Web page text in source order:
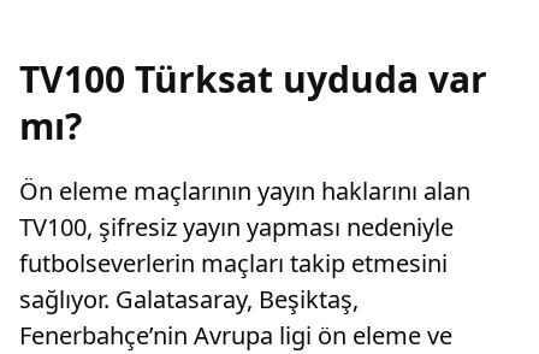
TV100 Türksat uyduda var
mı?
Ön eleme maçlarının yayın haklarını alan
TV100, şifresiz yayın yapması nedeniyle
futbolseverlerin maçları takip etmesini
sağlıyor. Galatasaray, Beşiktaş,
Fenerbahçe’nin Avrupa ligi ön eleme ve